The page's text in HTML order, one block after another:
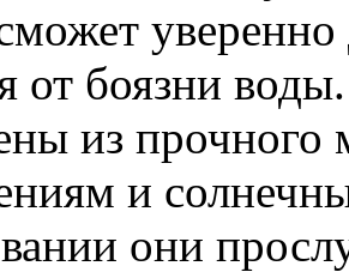
от боязни
из
и
они